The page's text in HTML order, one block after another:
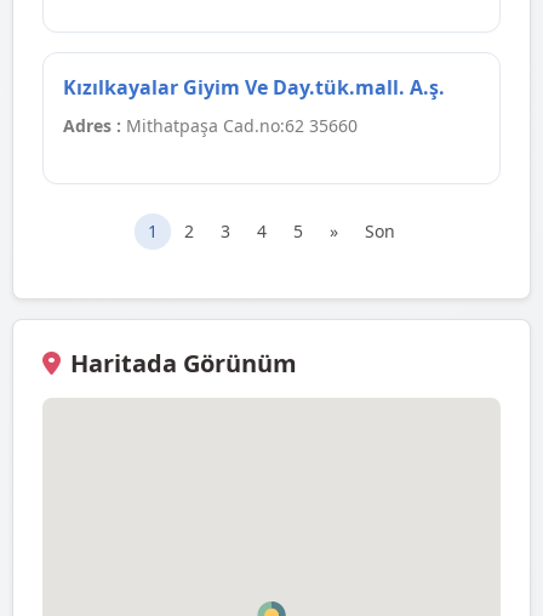
Kızılkayalar Giyim Ve Day.tük.mall. A.ş.
Adres : Mithatpaşa Cad.no:62 35660
1 2 3 4 5 » Son
Haritada Görünüm